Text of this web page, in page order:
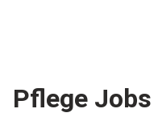
Pflege Jobs